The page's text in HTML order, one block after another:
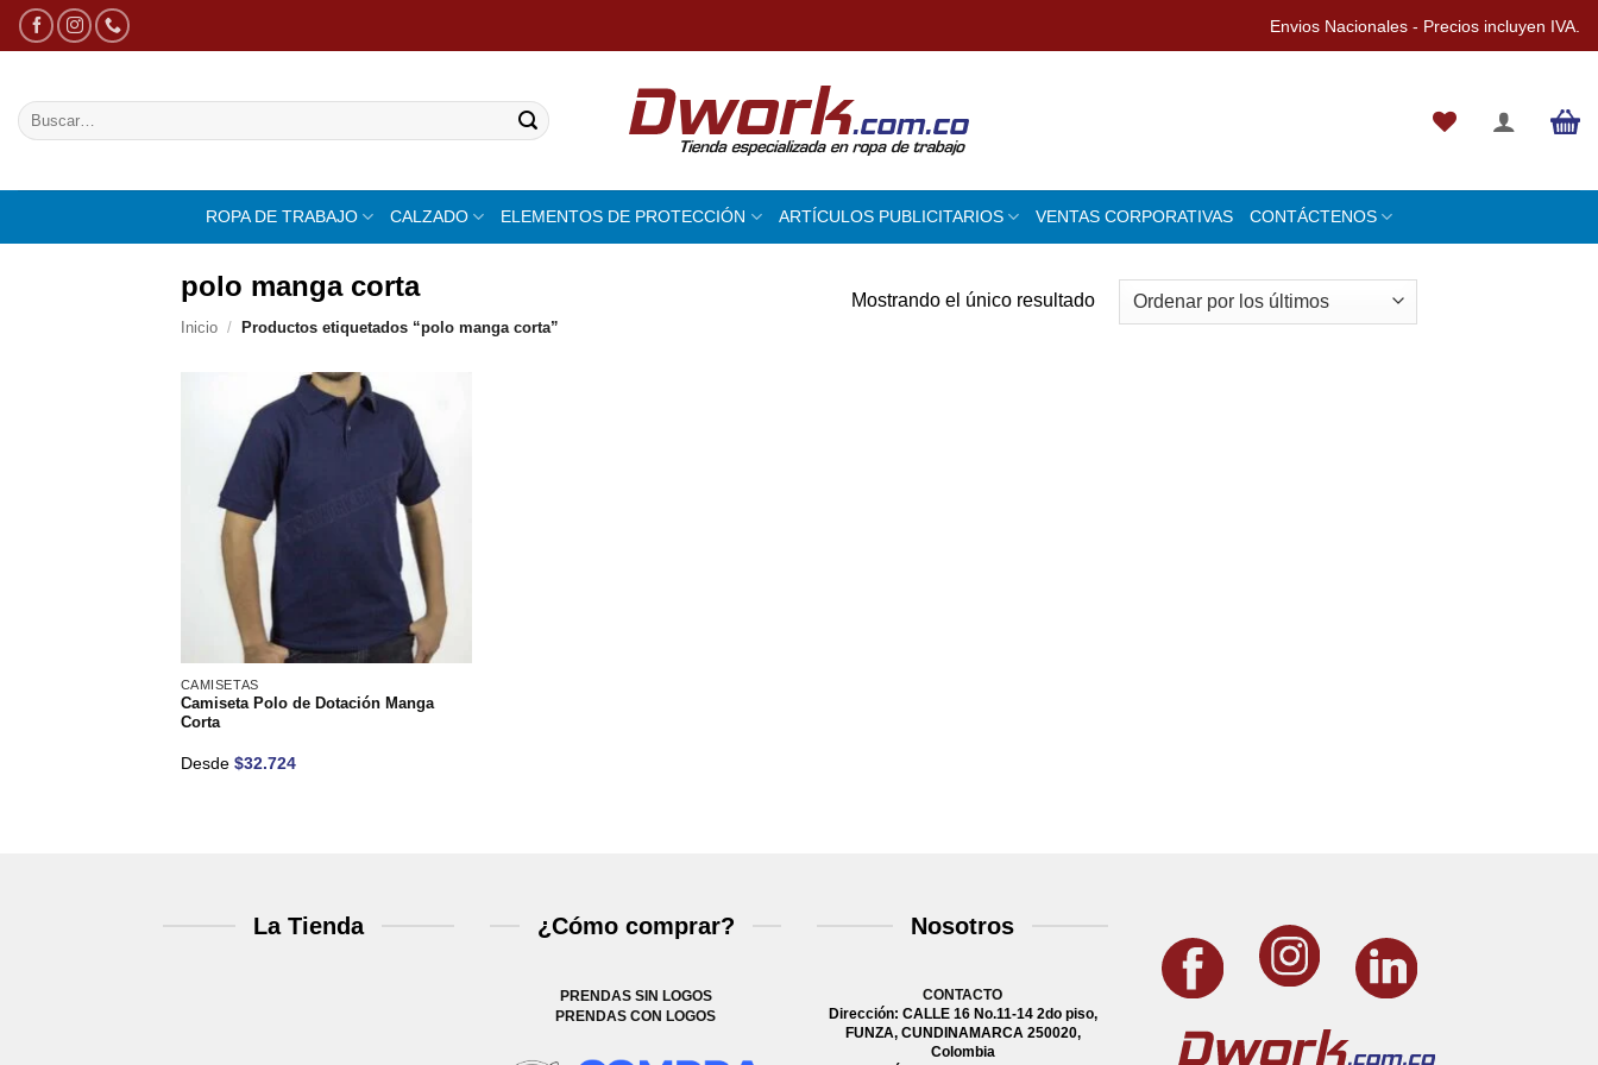
Saltar
Envios Nacionales - Precios incluyen IVA.
Buscar
por:
ROPA DE TRABAJO CALZADO ELEMENTOS DE PROTECCIÓN ARTÍCULOS PUBLICITARIOS VENTAS CORPORATIVAS CONTÁCTENOS
polo manga corta
Inicio / Productos etiquetados “polo manga corta”
Mostrando el único resultado
Añadir
a la
lista de
deseos
CAMISETAS
Camiseta Polo de Dotación Manga
Corta
Desde $32.724
La Tienda ¿Cómo comprar?
PRENDAS SIN LOGOS
PRENDAS CON LOGOS
Nosotros
CONTACTO
Dirección: CALLE 16 No.11-14 2do piso,
FUNZA, CUNDINAMARCA 250020,
Colombia